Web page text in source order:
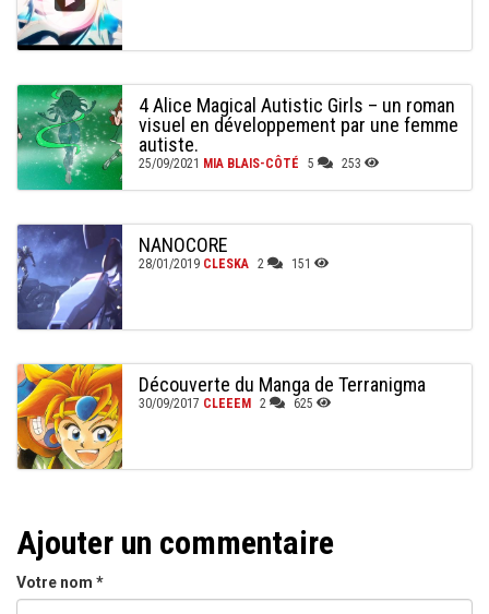
4 Alice Magical Autistic Girls – un roman
visuel en développement par une femme
autiste.
25/09/2021 MIA BLAIS-CÔTÉ 5 253
NANOCORE
28/01/2019 CLESKA 2 151
Découverte du Manga de Terranigma
30/09/2017 CLEEEM 2 625
Ajouter un commentaire
Votre nom *